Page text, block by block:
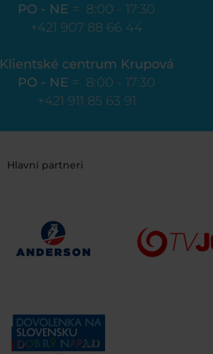
PO - NE = 8:00 - 17:30
+421 907 88 66 44
Klientské centrum Krupová
PO - NE = 8:00 - 17:30
+421 911 85 63 91
Hlavní partneri